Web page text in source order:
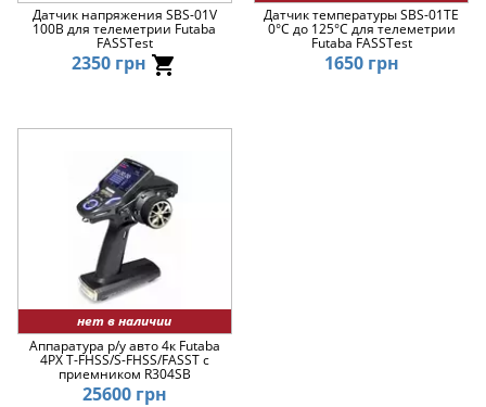
Датчик напряжения SBS-01V
100В для телеметрии Futaba
FASSTest
2350 грн
Датчик температуры SBS-01TE
0°C до 125°C для телеметрии
Futaba FASSTest
1650 грн
нет в наличии
Аппаратура р/у авто 4к Futaba
4PX T-FHSS/S-FHSS/FASST с
приемником R304SB
25600 грн